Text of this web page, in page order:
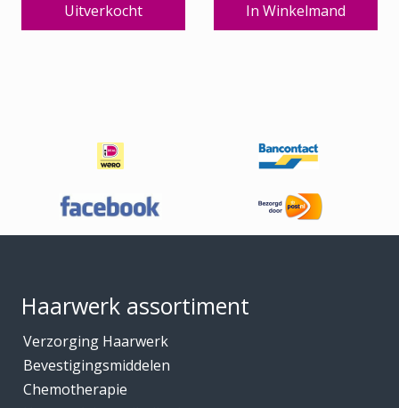
Uitverkocht In Winkelmand
Haarwerk assortiment
Verzorging Haarwerk
Bevestigingsmiddelen
Chemotherapie